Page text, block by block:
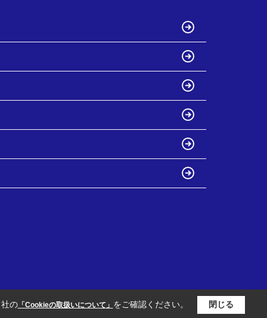
の「Cookieの取扱いについて」 をご確認ください。 閉じる